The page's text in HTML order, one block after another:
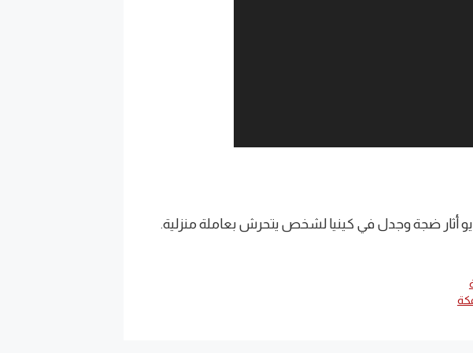
‏أثار ضجة وجدل في كينيا لشخص يتحرش بعاملة منزلية.